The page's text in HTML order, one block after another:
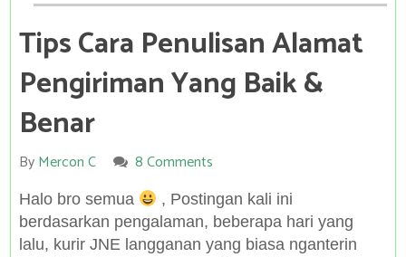
Tips Cara Penulisan Alamat
Pengiriman Yang Baik &
Benar
ByMercon C 8 Comments
Halo bro semua
, Postingan kali ini
berdasarkan pengalaman, beberapa hari yang
lalu, kurir JNE langganan yang biasa nganterin